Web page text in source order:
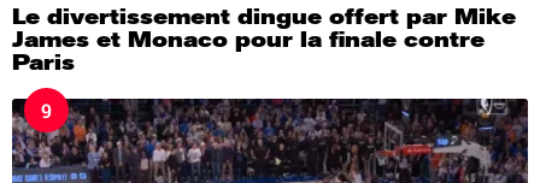
Le divertissement dingue offert par Mike
James et Monaco pour la finale contre
Paris
9